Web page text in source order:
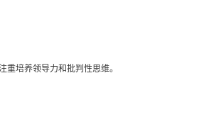
培养领导力和批判性思维。